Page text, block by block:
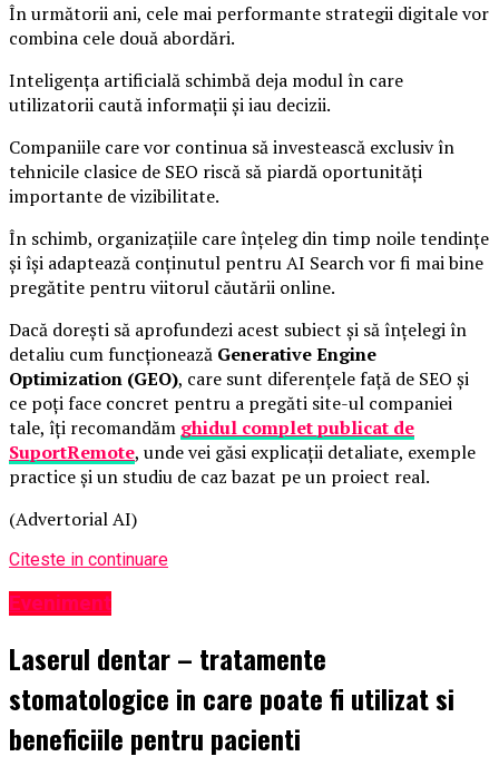
În următorii ani, cele mai performante strategii digitale vor
combina cele două abordări.
Inteligența artificială schimbă deja modul în care
utilizatorii caută informații și iau decizii.
Companiile care vor continua să investească exclusiv în
tehnicile clasice de SEO riscă să piardă oportunități
importante de vizibilitate.
În schimb, organizațiile care înțeleg din timp noile tendințe
și își adaptează conținutul pentru AI Search vor fi mai bine
pregătite pentru viitorul căutării online.
Dacă dorești să aprofundezi acest subiect și să înțelegi în
detaliu cum funcționează Generative Engine
Optimization (GEO), care sunt diferențele față de SEO și
ce poți face concret pentru a pregăti site-ul companiei
tale, îți recomandăm ghidul complet publicat de
SuportRemote, unde vei găsi explicații detaliate, exemple
practice și un studiu de caz bazat pe un proiect real.
(Advertorial AI)
Citeste in continuare
Eveniment
Laserul dentar – tratamente
stomatologice in care poate fi utilizat si
beneficiile pentru pacienti